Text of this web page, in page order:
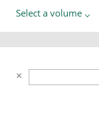
Select a volume